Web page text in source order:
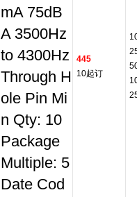
mA 75dB
A 3500Hz
to 4300Hz
Through H
ole Pin Mi
n Qty: 10
Package
Multiple: 5
Date Cod
445
10起订